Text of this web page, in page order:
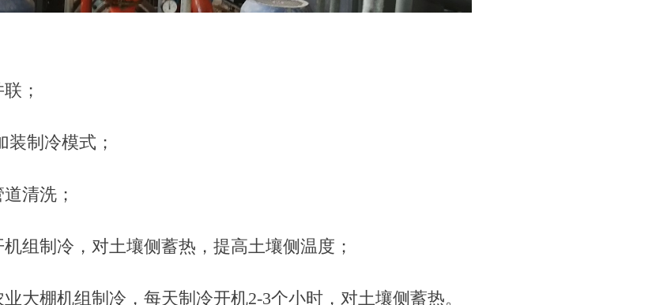
；
制冷模式；
清洗；
组制冷，对土壤侧蓄热，提高土壤侧温度；
大棚机组制冷，每天制冷开机2-3个小时，对土壤侧蓄热。